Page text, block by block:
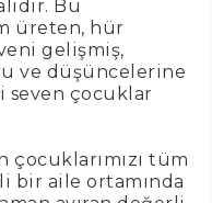
Bu
üreten, hür
gelişmiş,
ve düşüncelerine
seven çocuklar
tüm
bir aile ortamında